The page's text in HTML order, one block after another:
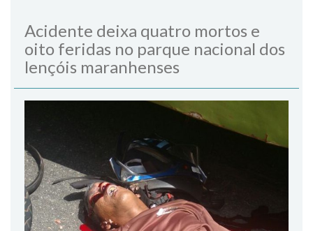
Acidente deixa quatro mortos e
oito feridas no parque nacional dos
lençóis maranhenses